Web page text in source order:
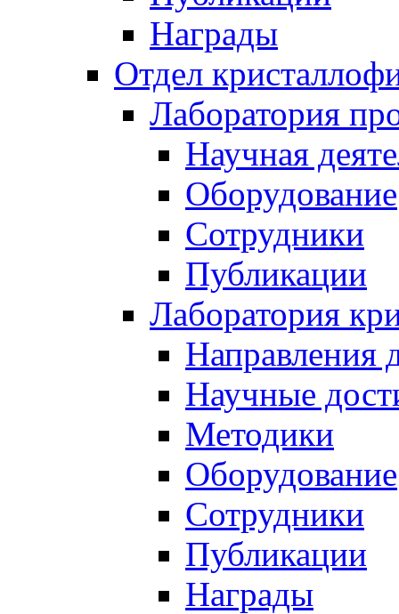
Награды
Отдел
Лаборатория
Научная
Оборудование
Сотрудники
Публикации
Лаборатория
Направления
Научные
Методики
Оборудование
Сотрудники
Публикации
Награды